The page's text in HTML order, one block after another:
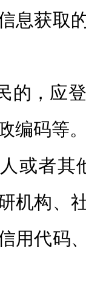
息获取
的，应
编码等
或者其
机构、
用代码